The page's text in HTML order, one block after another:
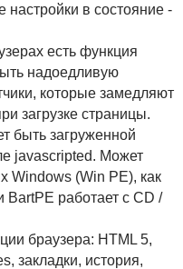
настройки в состояние -
есть функция
надоедливую
которые замедляют
загрузке страницы.
быть загруженной
jаvascripted. Может
Windows (Win PE), как
BartPE работает с CD /
браузера: HTML 5,
закладки, история,